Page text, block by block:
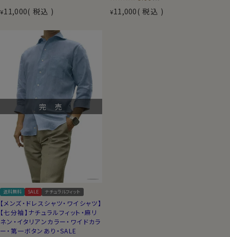
¥11,000 税込 ¥11,000 税込
完 売
送料無料 SALE ナチュラルフィット
【メンズ・ドレスシャツ・ワイシャツ】
【七分袖】ナチュラルフィット・麻リ
ネン・イタリアンカラー・ワイドカラ
ー・第一ボタンあり・SALE